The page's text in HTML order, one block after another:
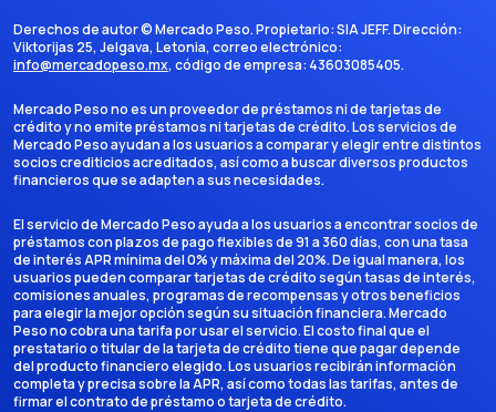
Derechos de autor ©Mercado Peso. Propietario:SIA JEFF. Dirección:
Viktorijas 25, Jelgava, Letonia, correo electrónico:
info@mercadopeso.mx, código de empresa: 43603085405.
Mercado Peso no es un proveedor de préstamos ni de tarjetas de
crédito y no emite préstamos ni tarjetas de crédito. Los servicios de
Mercado Peso ayudan a los usuarios a comparar y elegir entre distintos
socios crediticios acreditados, así como a buscar diversos productos
financieros que se adapten a sus necesidades.
El servicio de Mercado Peso ayuda a los usuarios a encontrar socios de
préstamos con plazos de pago flexibles de 91 a 360 días, con una tasa
de interés APR mínima del 0% y máxima del 20%. De igual manera, los
usuarios pueden comparar tarjetas de crédito según tasas de interés,
comisiones anuales, programas de recompensas y otros beneficios
para elegir la mejor opción según su situación financiera. Mercado
Peso no cobra una tarifa por usar el servicio. El costo final que el
prestatario o titular de la tarjeta de crédito tiene que pagar depende
del producto financiero elegido. Los usuarios recibirán información
completa y precisa sobre la APR, así como todas las tarifas, antes de
firmar el contrato de préstamo o tarjeta de crédito.